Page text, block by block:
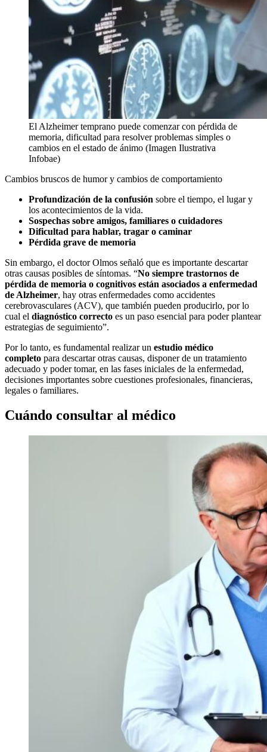
El Alzheimer temprano puede comenzar con pérdida de
memoria, dificultad para resolver problemas simples o
cambios en el estado de ánimo (Imagen Ilustrativa
Infobae)
Cambios bruscos de humor y cambios de comportamiento
Profundización de la confusión sobre el tiempo, el lugar y
los acontecimientos de la vida.
Sospechas sobre amigos, familiares o cuidadores
Dificultad para hablar, tragar o caminar
Pérdida grave de memoria
Sin embargo, el doctor Olmos señaló que es importante descartar
otras causas posibles de síntomas. “No siempre trastornos de
pérdida de memoria o cognitivos están asociados a enfermedad
de Alzheimer, hay otras enfermedades como accidentes
cerebrovasculares (ACV), que también pueden producirlo, por lo
cual el diagnóstico correcto es un paso esencial para poder plantear
estrategias de seguimiento”.
Por lo tanto, es fundamental realizar un estudio médico
completo para descartar otras causas, disponer de un tratamiento
adecuado y poder tomar, en las fases iniciales de la enfermedad,
decisiones importantes sobre cuestiones profesionales, financieras,
legales o familiares.
Cuándo consultar al médico